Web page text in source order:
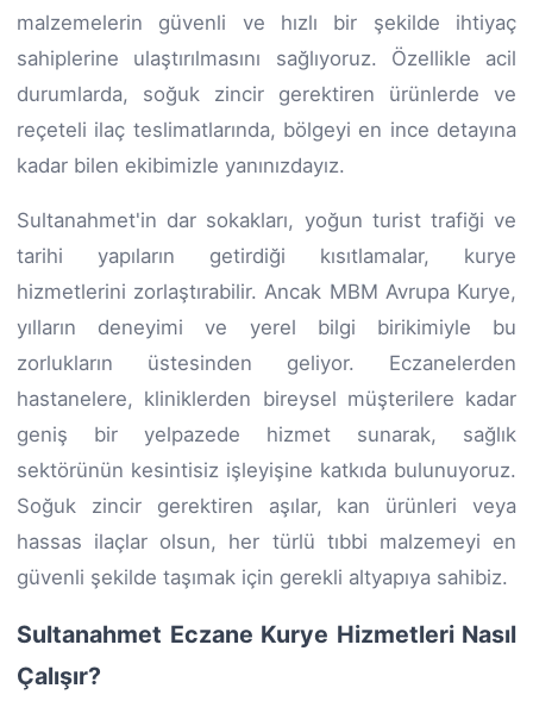
malzemelerin güvenli ve hızlı bir şekilde ihtiyaç
sahiplerine ulaştırılmasını sağlıyoruz. Özellikle acil
durumlarda, soğuk zincir gerektiren ürünlerde ve
reçeteli ilaç teslimatlarında, bölgeyi en ince detayına
kadar bilen ekibimizle yanınızdayız.
Sultanahmet'in dar sokakları, yoğun turist trafiği ve
tarihi yapıların getirdiği kısıtlamalar, kurye
hizmetlerini zorlaştırabilir. Ancak MBM Avrupa Kurye,
yılların deneyimi ve yerel bilgi birikimiyle bu
zorlukların üstesinden geliyor. Eczanelerden
hastanelere, kliniklerden bireysel müşterilere kadar
geniş bir yelpazede hizmet sunarak, sağlık
sektörünün kesintisiz işleyişine katkıda bulunuyoruz.
Soğuk zincir gerektiren aşılar, kan ürünleri veya
hassas ilaçlar olsun, her türlü tıbbi malzemeyi en
güvenli şekilde taşımak için gerekli altyapıya sahibiz.
Sultanahmet Eczane Kurye Hizmetleri Nasıl
Çalışır?